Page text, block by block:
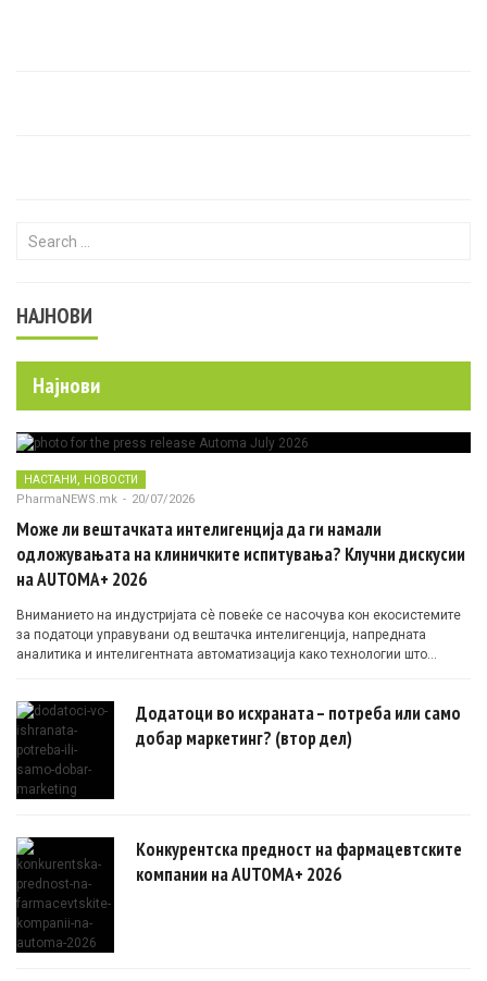
Search for:
НАЈНОВИ
Најнови
НАСТАНИ, НОВОСТИ
PharmaNEWS.mk - 20/07/2026
Може ли вештачката интелигенција да ги намали
одложувањата на клиничките испитувања? Клучни дискусии
на AUTOMA+ 2026
Вниманието на индустријата сè повеќе се насочува кон екосистемите
за податоци управувани од вештачка интелигенција, напредната
аналитика и интелигентната автоматизација како технологии што
Додатоци во исхраната – потреба или само
добар маркетинг? (втор дел)
Конкурентска предност на фармацевтските
компании на AUTOMA+ 2026